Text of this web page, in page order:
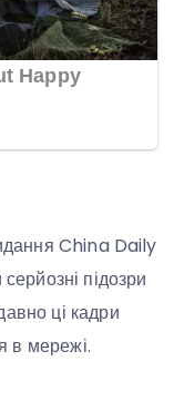
China Daily
підозри
ці кадри
в мережі.